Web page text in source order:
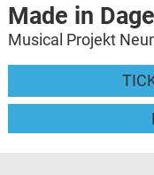
Made in
Musical Projekt